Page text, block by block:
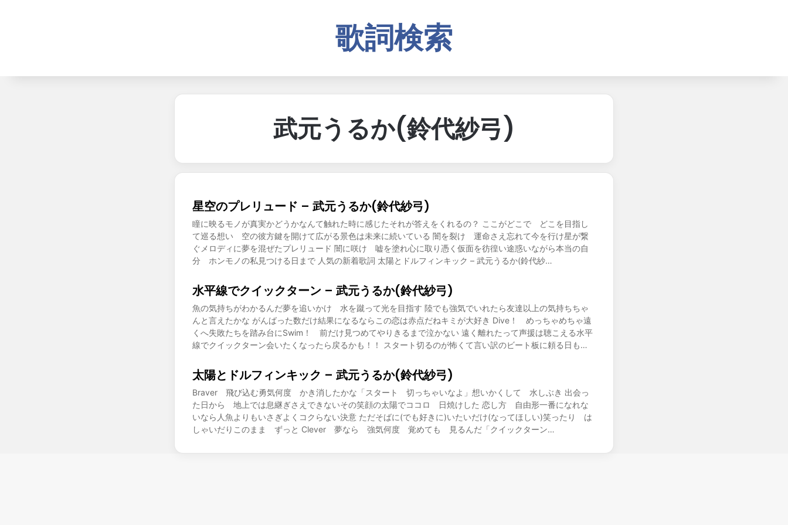
歌詞検索
武元うるか(鈴代紗弓)
星空のプレリュード – 武元うるか(鈴代紗弓)
瞳に映るモノが真実かどうかなんて触れた時に感じたそれが答えをくれるの？ ここがどこで どこを目指し
て巡る想い 空の彼方鍵を開けて広がる景色は未来に続いている 闇を裂け 運命さえ忘れて今を行け星が繋
ぐメロディに夢を混ぜたプレリュード 闇に咲け 嘘を塗れ心に取り憑く仮面を彷徨い途惑いながら本当の自
分 ホンモノの私見つける日まで 人気の新着歌詞 太陽とドルフィンキック – 武元うるか(鈴代紗…
水平線でクイックターン – 武元うるか(鈴代紗弓)
魚の気持ちがわかるんだ夢を追いかけ 水を蹴って光を目指す 陸でも強気でいれたら友達以上の気持ちちゃ
んと言えたかな がんばった数だけ結果になるならこの恋は赤点だねキミが大好き Dive！ めっちゃめちゃ遠
くへ失敗たちを踏み台にSwim！ 前だけ見つめてやりきるまで泣かない 遠く離れたって声援は聴こえる水平
線でクイックターン会いたくなったら戻るかも！！ スタート切るのが怖くて言い訳のビート板に頼る日も…
太陽とドルフィンキック – 武元うるか(鈴代紗弓)
Braver 飛び込む勇気何度 かき消したかな「スタート 切っちゃいなよ」想いかくして 水しぶき 出会っ
た日から 地上では息継ぎさえできないその笑顔の太陽でココロ 日焼けした 恋し方 自由形一番になれな
いなら人魚よりもいさぎよくコクらない決意 ただそばに(でも好きに)いたいだけ(なってほしい)笑ったり は
しゃいだりこのまま ずっと Clever 夢なら 強気何度 覚めても 見るんだ「クイックターン…